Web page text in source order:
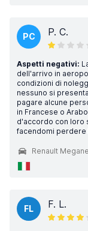
PC P. C.
Aspetti negativi:
dell'arrivo in
condizioni di
nessuno si
pagare alcune
in Francese o
d'accordo con loro
facendomi perdere
Renault Megane
FL F. L.